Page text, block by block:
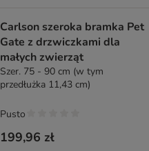
Carlson szeroka bramka Pet
Gate z drzwiczkami dla
małych zwierząt
Szer. 75 - 90 cm (w tym
przedłużka 11,43 cm)
199,96 zł
Pusto